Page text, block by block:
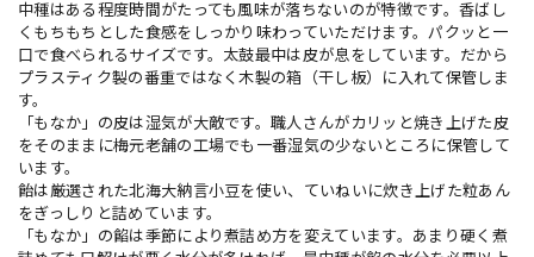
中種はある程度時間がたっても風味が落ちないのが特徴です。香ばし
くもちもちとした食感をしっかり味わっていただけます。パクッと一
口で食べられるサイズです。太鼓最中は皮が息をしています。だから
プラスティク製の番重ではなく木製の箱（干し板）に入れて保管しま
す。
「もなか」の皮は湿気が大敵です。職人さんがカリッと焼き上げた皮
をそのままに梅元老舗の工場でも一番湿気の少ないところに保管して
います。
飴は厳選された北海大納言小豆を使い、ていねいに炊き上げた粒あん
をぎっしりと詰めています。
「もなか」の餡は季節により煮詰め方を変えています。あまり硬く煮